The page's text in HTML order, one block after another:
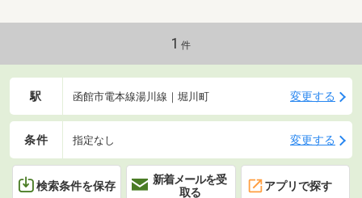
1 件
駅 函館市電本線湯川線｜堀川町 変更する
条件 指定なし 変更する
検索条件を保存
新着メールを受
取る
アプリで探す